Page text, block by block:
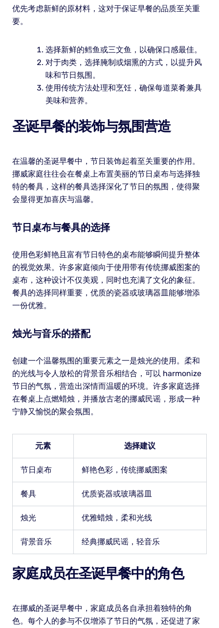
优先考虑新鲜的原材料，这对于保证早餐的品质至关重
要。
选择新鲜的鳕鱼或三文鱼，以确保口感最佳。
对于肉类，选择腌制或烟熏的方式，以提升风
味和节日氛围。
使用传统方法处理和烹饪，确保每道菜肴兼具
美味和营养。
圣诞早餐的装饰与氛围营造
在温馨的圣诞早餐中，节日装饰起着至关重要的作用。
挪威家庭往往会在餐桌上布置美丽的节日桌布与选择独
特的餐具，这样的餐具选择深化了节日的氛围，使得聚
会显得更加喜庆与温馨。
节日桌布与餐具的选择
使用色彩鲜艳且富有节日特色的桌布能够瞬间提升整体
的视觉效果。许多家庭倾向于使用带有传统挪威图案的
桌布，这种设计不仅美观，同时也充满了文化的象征。
餐具的选择同样重要，优质的瓷器或玻璃器皿能够增添
一份优雅。
烛光与音乐的搭配
创建一个温馨氛围的重要元素之一是烛光的使用。柔和
的光线与令人放松的背景音乐相结合，可以 harmonize
节日的气氛，营造出深情而温暖的环境。许多家庭选择
在餐桌上点燃蜡烛，并播放古老的挪威民谣，形成一种
宁静又愉悦的聚会氛围。
元素 选择建议
节日桌布 鲜艳色彩，传统挪威图案
餐具 优质瓷器或玻璃器皿
烛光 优雅蜡烛，柔和光线
背景音乐 经典挪威民谣，轻音乐
家庭成员在圣诞早餐中的角色
在挪威的圣诞早餐中，家庭成员各自承担着独特的角
色。每个人的参与不仅增添了节日的气氛，还促进了家